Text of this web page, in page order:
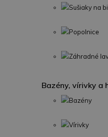
Sušiaky na
Popolnice
Záhradné
Bazény, vírivky a
Bazény
Vírivky